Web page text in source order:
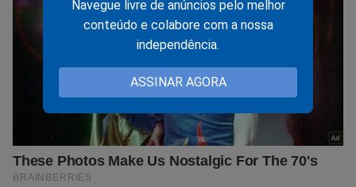
Navegue livre de anúncios pelo melhor
conteúdo e colabore com a nossa
independência.
ASSINAR AGORA